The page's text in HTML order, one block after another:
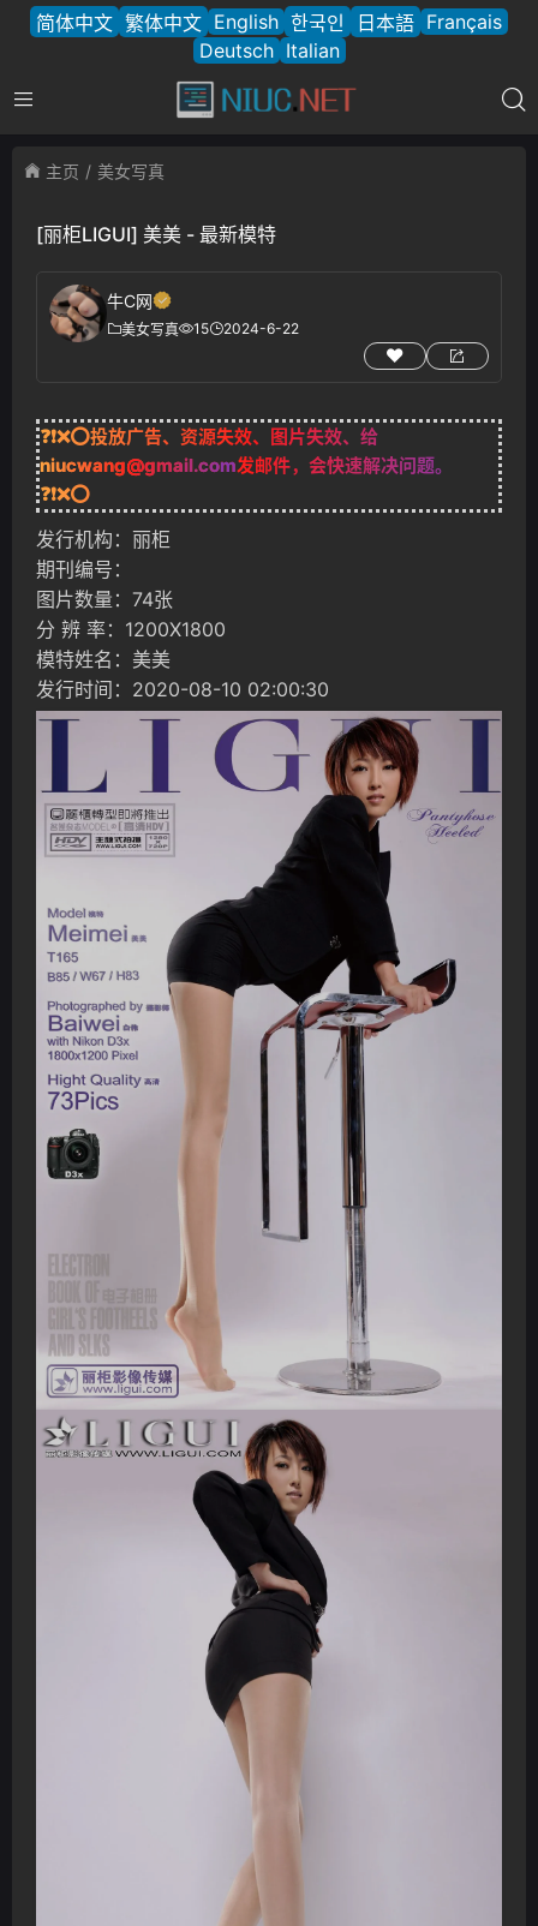
简体中文 繁体中文 English 한국인 日本語 Français
Deutsch Italian
主页 美女写真
[丽柜LIGUI] 美美 - 最新模特
牛C网
美女写真 15 2024-6-22
❓❗❌⭕投放广告、资源失效、图片失效、给
niucwang@gmail.com发邮件，会快速解决问题。
❓❗❌⭕
发行机构：丽柜
期刊编号：
图片数量：74张
分 辨 率：1200X1800
模特姓名：美美
发行时间：2020-08-10 02:00:30